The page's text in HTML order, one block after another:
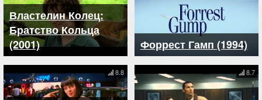
Властелин Колец:
Братство Кольца
(2001)
Форрест Гамп (1994)
8.8 8.7